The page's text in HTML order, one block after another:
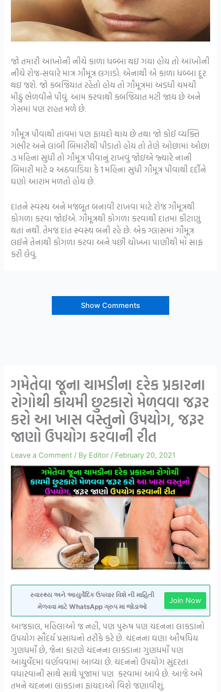
જો તમારી આંખોની નીચે કાળા ધબ્બા થઇ ગયા હોય તો આંખોની
નીચે રોજ-સવારે માત્ર ગૌમૂત્ર લગાડો. એનાથી એ કાળા ધબ્બા દૂર
થઇ જશે. જો કબજિયાત રહેતો હોય તો ગૌમૂત્રમાં અડધી ચમચી
મીઠું ભેળવીને પીવું. આમ કરવાથી કબજિયાત મટી જાય છે અને
ગેસમાં પણ રાહત મળે છે.
ગૌમૂત્ર પીવાથી તાવમાં પણ ફાયદો થાય છે તથા જો કોઈ વ્યક્તિ
ગંભીર અને લાંબી બિમારીથી પીડાતો હોય તો તેણે ઓછામાં ઓછા
૩ મહિના સુધી તો ગૌમૂત્ર પીવાનું રાખવું જોઇએ જ્યારે નાની
બિમારી માટે ૨ અઠવાડિયા કે 1 મહિના સુધી ગૌમૂત્ર પીવાથી દર્દીને
ઘણો આરામ મળતો હોય છે.
દાંતને સ્વસ્થ અને મજબૂત બનાવી રાખવા માટે રોજ ગૌમૂત્રથી
કોગળા કરવા જોઈએ. ગૌમૂત્રથી કોગળા કરવાથી દાંતમાં કીટાણું
થતાં નથી. તેમજ દાંત સ્વસ્થ બની રહે છે. એક ગ્લાસમાં ગૌમૂત્ર
લઈને તેનાથી કોગળા કરવા અને પછી ચોખ્ખા પાણીથી મોં સાફ
કરી લેવું.
Show Comments
ગમેતેવા જૂના ચામડીના દરેક પ્રકારના
રોગોથી કાયમી છુટકારો મેળવવા જરૂર
કરો આ ખાસ વસ્તુનો ઉપયોગ, જરૂર
જાણો ઉપયોગ કરવાની રીત
Leave a Comment / By Editor / February 20, 2021
સ્વાસ્થ્ય અને આયુર્વેદિક ઉપચાર વિશે ની માહિતી
મેળવવા માટે WhatsApp ગ્રુપ મા જોડાઓ
Join Now
આજકાલ, મહિલાઓ જ નહીં, પણ પુરુષ પણ ચંદનના લાકડાંનો
ઉપયોગ સૌંદર્ય પ્રસાધનો તરીકે કરે છે. ચંદનના ઘણા ઔષધિય
ગુણધર્મો છે, જેના કારણે ચંદનના લાકડાના ગુણધર્મો પણ
આયુર્વેદમાં વર્ણવવામાં આવ્યા છે. ચંદનનો ઉપયોગ સુંદરતા
વધારવાની સાથે સાથે પૂજામાં પણ કરવામાં આવે છે. આજે અમે
તમને ચંદનના લાકડાના ફાયદાઓ વિશે જણાવીશું.